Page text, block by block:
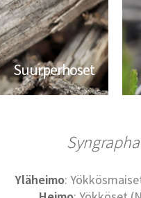
Suurperhoset
Yläheimo: